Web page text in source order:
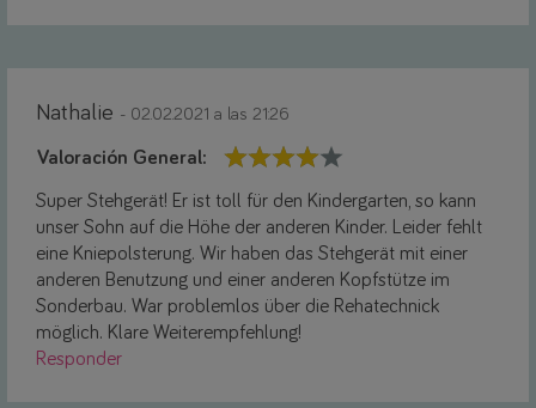
Nathalie - 02.02.2021 a las 21:26
Valoración General:
Super Stehgerät! Er ist toll für den Kindergarten, so kann
unser Sohn auf die Höhe der anderen Kinder. Leider fehlt
eine Kniepolsterung. Wir haben das Stehgerät mit einer
anderen Benutzung und einer anderen Kopfstütze im
Sonderbau. War problemlos über die Rehatechnick
möglich. Klare Weiterempfehlung!
Responder